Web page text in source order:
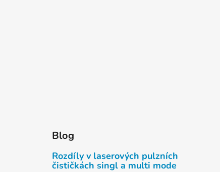
Blog
Rozdíly v laserových pulzních
čističkách singl a multi mode